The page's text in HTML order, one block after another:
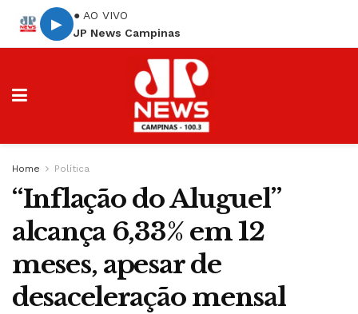
▶
● AO VIVO
JP News Campinas
Home Política
“Inflação do Aluguel”
alcança 6,33% em 12
meses, apesar de
desaceleração mensal